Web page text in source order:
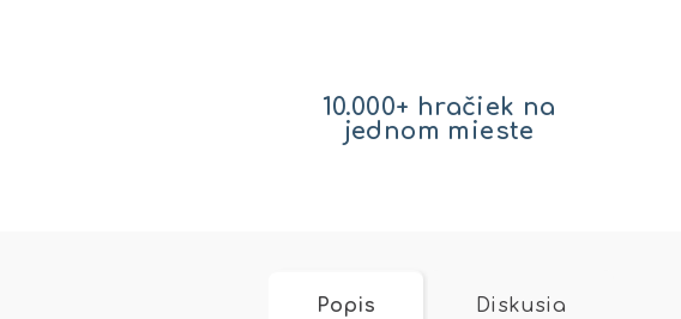
10.000+ hračiek na
jednom mieste
Popis Diskusia